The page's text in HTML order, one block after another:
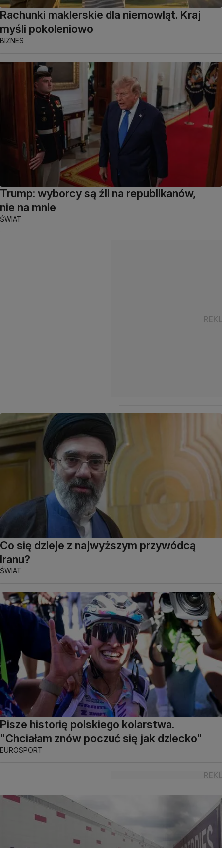
Rachunki maklerskie dla niemowląt. Kraj
myśli pokoleniowo
BIZNES
Trump: wyborcy są źli na republikanów,
nie na mnie
ŚWIAT
Co się dzieje z najwyższym przywódcą
Iranu?
ŚWIAT
Pisze historię polskiego kolarstwa.
"Chciałam znów poczuć się jak dziecko"
EUROSPORT